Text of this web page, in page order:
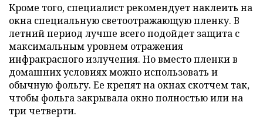
Кроме того, специалист рекомендует наклеить на
окна специальную светоотражающую пленку. В
летний период лучше всего подойдет защита с
максимальным уровнем отражения
инфракрасного излучения. Но вместо пленки в
домашних условиях можно использовать и
обычную фольгу. Ее крепят на окнах скотчем так,
чтобы фольга закрывала окно полностью или на
три четверти.